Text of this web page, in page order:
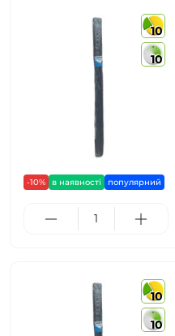
10
10
-10% в наявності популярний
10
10